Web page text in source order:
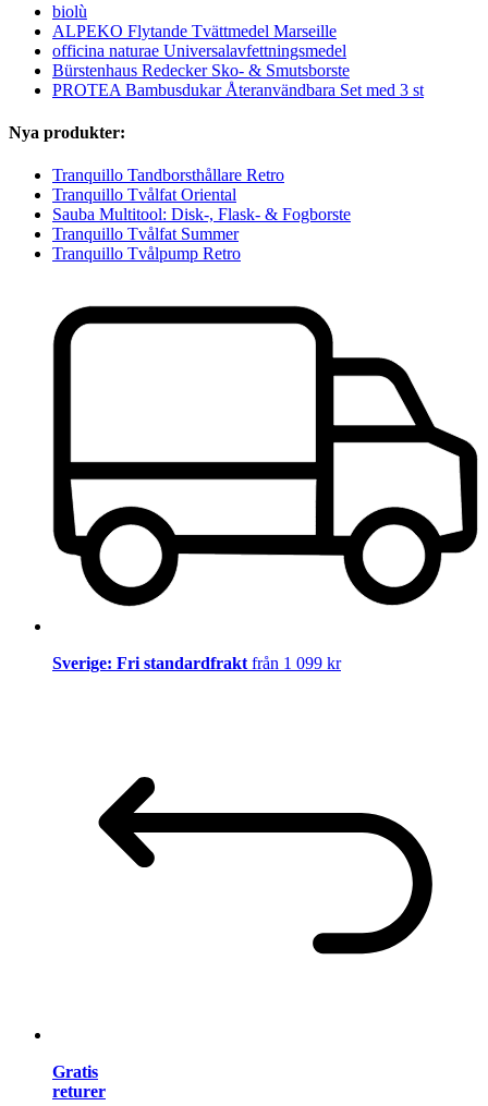
biolù
ALPEKO Flytande Tvättmedel Marseille
officina naturae Universalavfettningsmedel
Bürstenhaus Redecker Sko- & Smutsborste
PROTEA Bambusdukar Återanvändbara Set med 3 st
Nya produkter:
Tranquillo Tandborsthållare Retro
Tranquillo Tvålfat Oriental
Sauba Multitool: Disk-, Flask- & Fogborste
Tranquillo Tvålfat Summer
Tranquillo Tvålpump Retro
Sverige: Fri standardfrakt från 1 099 kr
Gratis
returer